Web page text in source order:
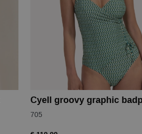
Cyell groovy graphic
705